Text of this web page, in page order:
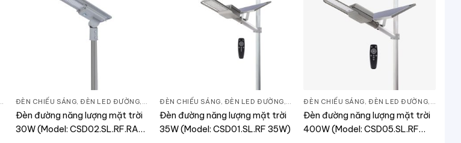
THIẾT BỊ CHIẾU SÁNG
ĐÈN CHIẾU SÁNG,ĐÈN LED ĐƯỜNG, THIẾT BỊ CHIẾU SÁNG
Đèn đường năng lượng mặt trời
30W (Model: CSD02.SL.RF.RAD
ĐÈN CHIẾU SÁNG, ĐÈN LED ĐƯỜNG, THIẾT BỊ CHIẾU SÁNG
Đèn đường năng lượng mặt trời
35W (Model: CSD01.SL.RF 35W)
ĐÈN CHIẾU SÁNG,ĐÈN LED ĐƯỜNG, THIẾT
Đèn đường năng lượng mặt trời
400W (Model: CSD05.SL.RF